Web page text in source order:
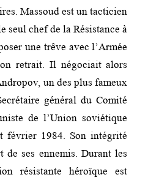
Massoud est un tacticien
seul chef de la Résistance à
une trêve avec l’Armée
retrait. Il négociait alors
un des plus fameux
général du Comité
de l’Union soviétique
février 1984. Son intégrité
de ses ennemis. Durant les
résistante héroïque est